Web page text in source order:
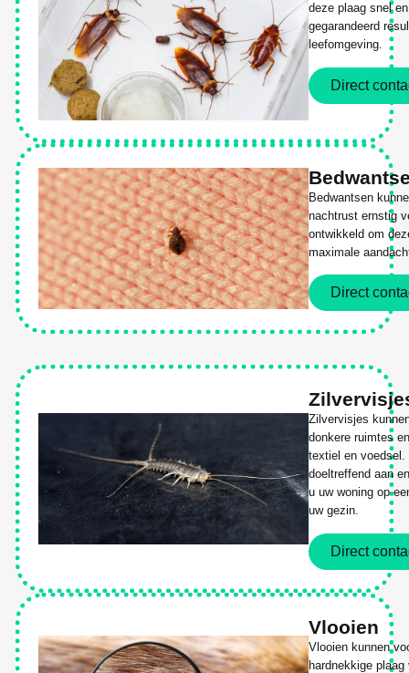
deze plaag snel
gegarandeerd
leefomgeving.
Direct
Bedwantsen
nachtrust ernstig
ontwikkeld om
maximale
Direct
Zilvervisjes
donkere ruimtes
textiel en
doeltreffend aan
u uw woning op
uw gezin.
Direct
Vlooien
Vlooien kunnen
hardnekkige